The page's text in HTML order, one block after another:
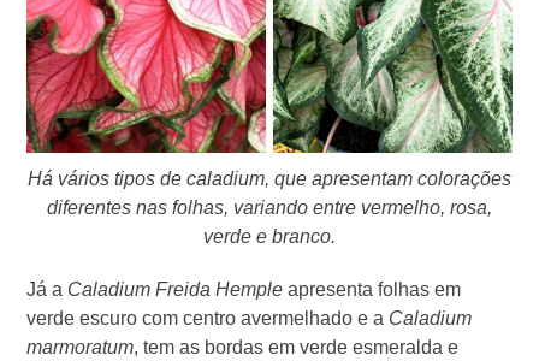
Há vários tipos de caladium, que apresentam colorações
diferentes nas folhas, variando entre vermelho, rosa,
verde e branco.
Já a Caladium Freida Hemple apresenta folhas em
verde escuro com centro avermelhado e a Caladium
marmoratum, tem as bordas em verde esmeralda e